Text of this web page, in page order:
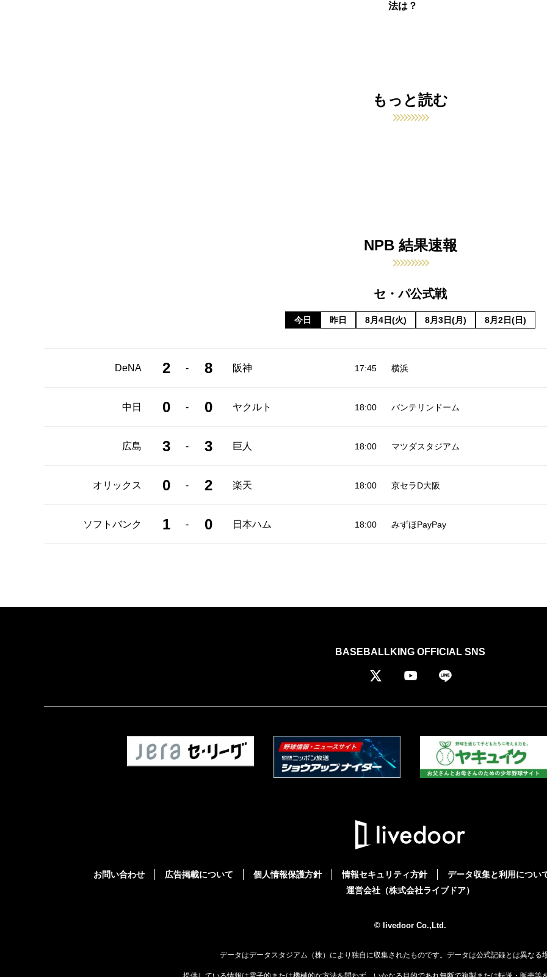
法は？
もっと読む
NPB 結果速報
セ・パ公式戦
今日 昨日 8月4日(火) 8月3日(月) 8月2日(日)
DeNA 2 - 8 阪神 17:45 横浜
中日 0 - 0 ヤクルト 18:00 バンテリンドーム
広島 3 - 3 巨人 18:00 マツダスタジアム
オリックス 0 - 2 楽天 18:00 京セラD大阪
ソフトバンク 1 - 0 日本ハム 18:00 みずほPayPay
BASEBALLKING OFFICIAL SNS
お問い合わせ 広告掲載について 個人情報保護方針 情報セキュリティ方針
データ収集と利用につい
運営会社（株式会社ライブドア）
© livedoor Co.,Ltd.
データはデータスタジアム（株）により独自に収集されたものです。データは公式記録とは異なる